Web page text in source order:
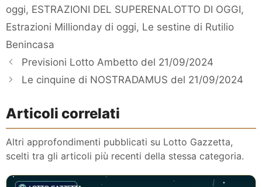
oggi, ESTRAZIONI DEL SUPERENALOTTO DI OGGI,
Estrazioni Millionday di oggi, Le sestine di Rutilio
Benincasa
Previsioni Lotto Ambetto del 21/09/2024
Le cinquine di NOSTRADAMUS del 21/09/2024
Articoli correlati
Altri approfondimenti pubblicati su Lotto Gazzetta,
scelti tra gli articoli più recenti della stessa categoria.